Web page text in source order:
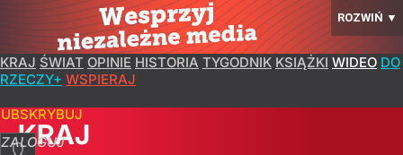
ROZWIŃ ▼
KRAJ ŚWIAT OPINIE HISTORIA TYGODNIK KSIĄŻKI WIDEO DO
RZECZY+ WSPIERAJ
ZALOGUJ
KRAJ